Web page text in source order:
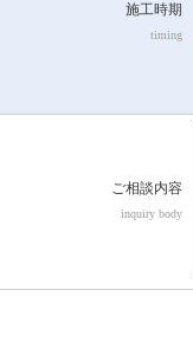
施工時期
timing
ご相談内容
inquiry body